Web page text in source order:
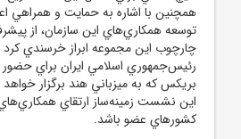
همچنين با اشاره به حمايت و همراهي
توسعه همکاري‌هاي اين سازمان، از
چارچوب اين مجموعه ابراز خرسندي
رئيس‌جمهوري اسلامي ايران براي
بريکس که به ميزباني هند برگزار خواهد
اين نشست زمينه‌ساز ارتقاي
کشورهاي عضو باشد.